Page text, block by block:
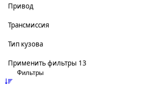
Привод
Трансмиссия
Тип кузова
Применить фильтры 13
Фильтры